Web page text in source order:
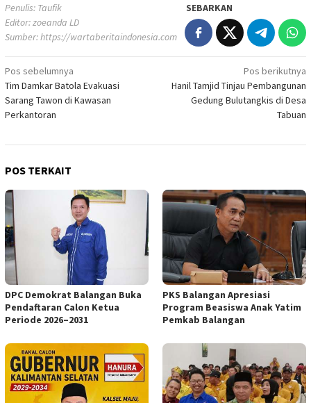
Penulis: Taufik
Editor: zoeanda LD
Sumber:https://wartaberitaindonesia.com
SEBARKAN
Navigasi
pos
Pos sebelumnya
Tim Damkar Batola Evakuasi
Sarang Tawon di Kawasan
Perkantoran
Pos berikutnya
Hanil Tamjid Tinjau Pembangunan
Gedung Bulutangkis di Desa
Tabuan
POS TERKAIT
DPC Demokrat Balangan Buka
Pendaftaran Calon Ketua
Periode 2026–2031
PKS Balangan Apresiasi
Program Beasiswa Anak Yatim
Pemkab Balangan